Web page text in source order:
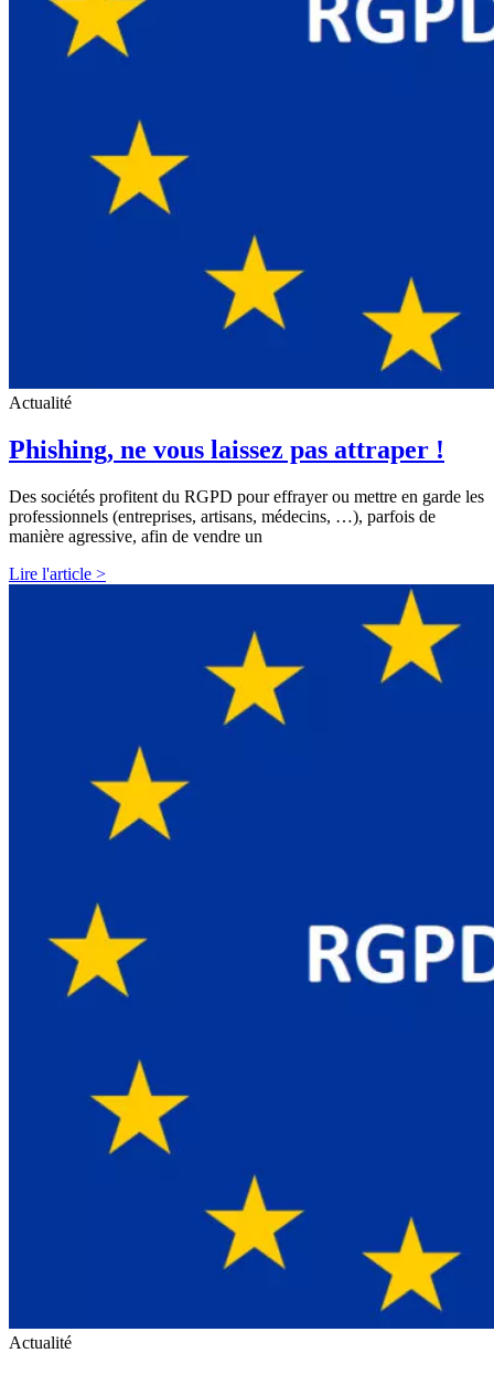
Actualité
Phishing, ne vous laissez pas attraper !
Des sociétés profitent du RGPD pour effrayer ou mettre en garde les
professionnels (entreprises, artisans, médecins, …), parfois de
manière agressive, afin de vendre un
Lire l'article >
Actualité